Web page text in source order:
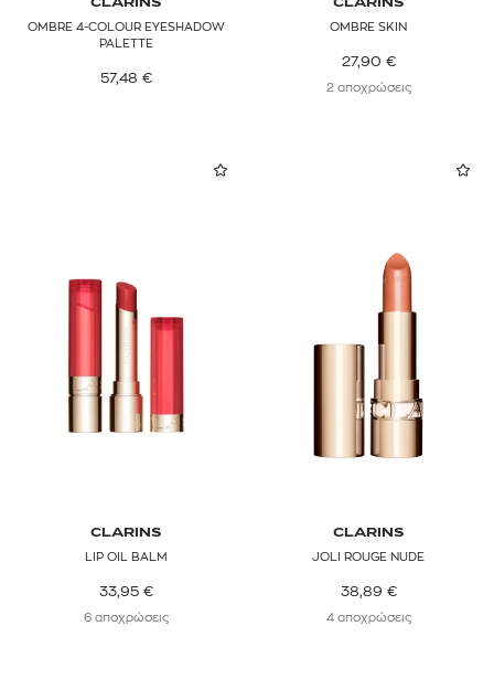
CLARINS
OMBRE 4-COLOUR EYESHADOW
PALETTE
57,48 €
CLARINS
OMBRE SKIN
27,90 €
2 αποχρώσεις
CLARINS
LIP OIL BALM
33,95 €
6 αποχρώσεις
CLARINS
JOLI ROUGE NUDE
38,89 €
4 αποχρώσεις